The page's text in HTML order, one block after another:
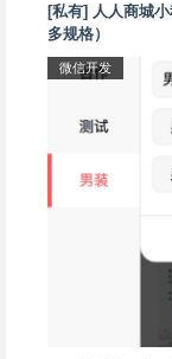
[私有] 人人商城
多规格）
微信开发